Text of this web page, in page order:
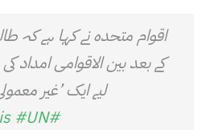
اقوام متحدہ نے کہا ہے کہ
کے بعد بین الاقوامی امداد
لیے ایک ’غیر
#AfghanistanCrisis
#UN